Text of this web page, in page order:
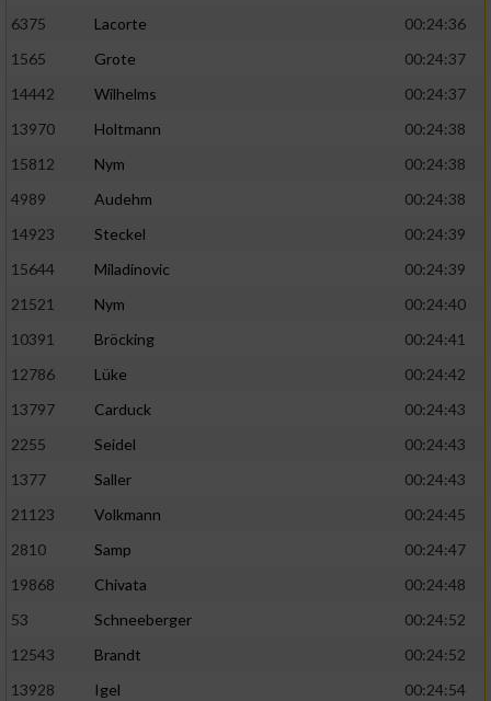
6375
Lacorte
00:24:36
1565
Grote
00:24:37
14442
Wilhelms
00:24:37
13970
Holtmann
00:24:38
15812
Nym
00:24:38
4989
Audehm
00:24:38
14923
Steckel
00:24:39
15644
Miladinovic
00:24:39
21521
Nym
00:24:40
10391
Bröcking
00:24:41
12786
Lüke
00:24:42
13797
Carduck
00:24:43
2255
Seidel
00:24:43
1377
Saller
00:24:43
21123
Volkmann
00:24:45
2810
Samp
00:24:47
19868
Chivata
00:24:48
53
Schneeberger
00:24:52
12543
Brandt
00:24:52
13928
Igel
00:24:54